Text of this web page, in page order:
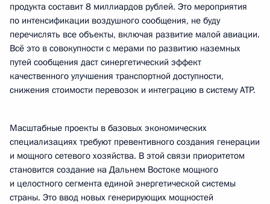
продукта составит 8 миллиардов рублей. Это мероприятия
по интенсификации воздушного сообщения, не буду
перечислять все объекты, включая развитие малой авиации.
Всё это в совокупности с мерами по развитию наземных
путей сообщения даст синергетический эффект
качественного улучшения транспортной доступности,
снижения стоимости перевозок и интеграцию в систему АТР.
Масштабные проекты в базовых экономических
специализациях требуют превентивного создания генерации
и мощного сетевого хозяйства. В этой связи приоритетом
становится создание на Дальнем Востоке мощного
и целостного сегмента единой энергетической системы
страны. Это ввод новых генерирующих мощностей